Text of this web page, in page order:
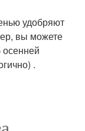
удобряют
вы можете
.